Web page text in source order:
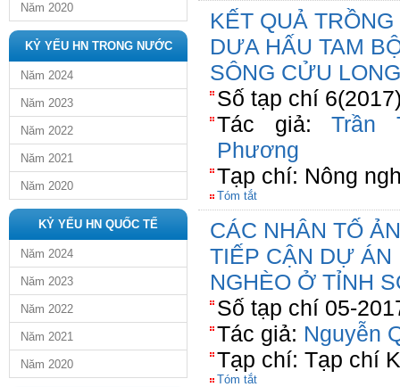
Năm 2020
KỶ YẾU HN TRONG NƯỚC
Năm 2024
Năm 2023
Năm 2022
Năm 2021
Năm 2020
KỶ YẾU HN QUỐC TẾ
Năm 2024
Năm 2023
Năm 2022
Năm 2021
Năm 2020
KẾT QUẢ
DƯA HẤU TAM
SÔNG CỬU LONG
Số tạp chí
Tác giả:Trần
Phương
Tạp chí: Nông
Tóm tắt
CÁC NHÂN TỐ
TIẾP CẬN DỰ ÁN
NGHÈO Ở TỈNH
Số tạp chí 05-
Tác giả: Nguyễn
Tạp chí: Tạp chí
Tóm tắt